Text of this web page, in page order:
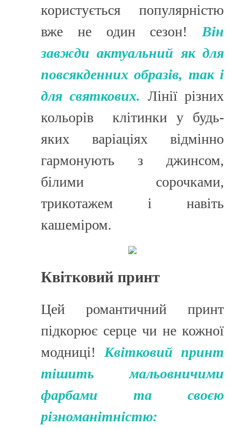
користується популярністю
вже не один сезон! Він
завжди актуальний як для
повсякденних образів, так і
для святкових. Лінії різних
кольорів клітинки у будь-
яких варіаціях відмінно
гармонують з джинсом,
білими сорочками,
трикотажем і навіть
кашеміром.
Квітковий принт
Цей романтичний принт
підкорює серце чи не кожної
модниці! Квітковий принт
тішить мальовничими
фарбами та своєю
різноманітністю: